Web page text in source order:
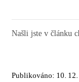
Našli jste v článku
Publikováno: 10.